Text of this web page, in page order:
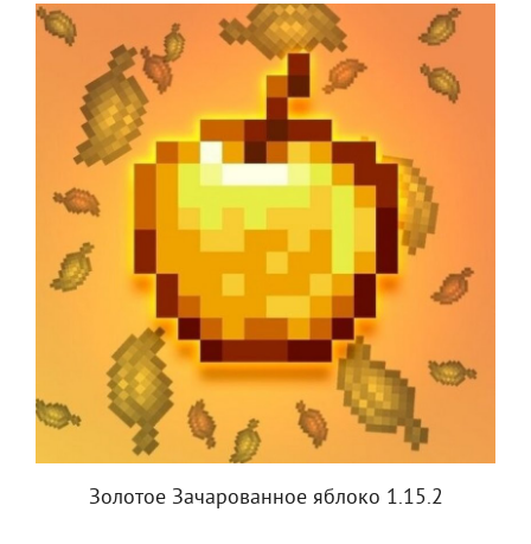
Золотое Зачарованное яблоко 1.15.2